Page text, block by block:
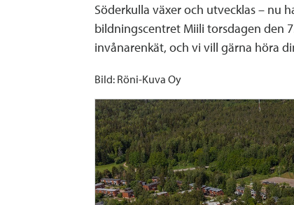
Söderkulla växer och utvecklas – nu
bildningscentret Miili torsdagen den
invånarenkät, och vi vill gärna höra
Bild: Röni-Kuva Oy